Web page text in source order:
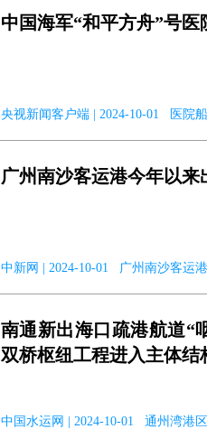
中国海军“和平方舟”号
央视新闻客户端 | 2024-10-01 医院船
广州南沙客运港今年以
中新网 | 2024-10-01 广州南沙客运港
南通新出海口疏港航道
双桥枢纽工程进入主体结
中国水运网 | 2024-10-01 通州湾港